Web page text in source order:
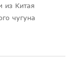
из Китая
чугуна